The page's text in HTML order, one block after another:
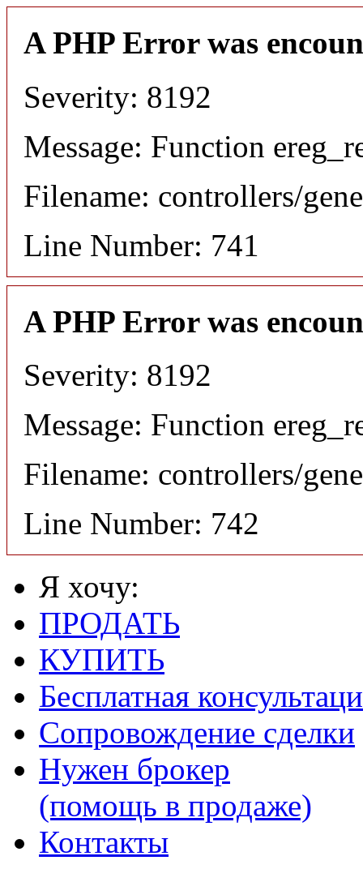
A PHP Error was
Severity: 8192
Message: Function
Filename: controllers/
Line Number: 741
A PHP Error was
Severity: 8192
Message: Function
Filename: controllers/
Line Number: 742
Я хочу:
ПРОДАТЬ
КУПИТЬ
Бесплатная
Сопровождение сделки
Нужен брокер
(помощь в продаже)
Контакты